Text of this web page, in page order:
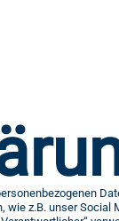
z.B. unser